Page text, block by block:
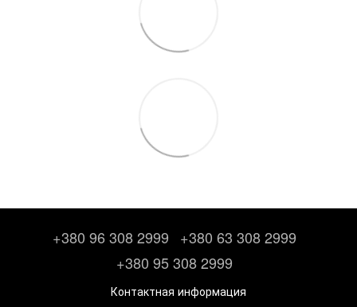
+380 96 308 2999
+380 63 308 2999
+380 95 308 2999
Контактная информация